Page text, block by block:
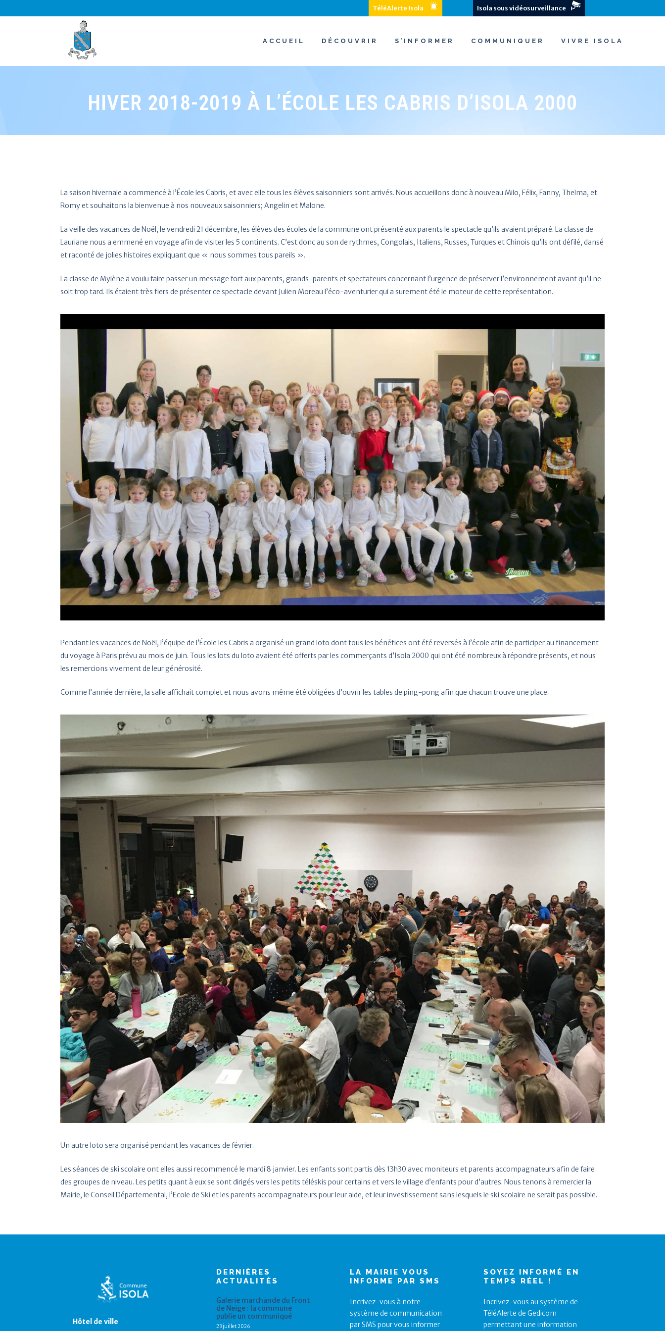
TéléAlerte Isola Isola sous vidéosurveillance
ACCUEIL DÉCOUVRIR S’INFORMER COMMUNIQUER VIVRE ISOLA
HIVER 2018-2019 À L’ÉCOLE LES CABRIS D’ISOLA 2000
La saison hivernale a commencé à l’École les Cabris, et avec elle tous les élèves saisonniers sont arrivés. Nous accueillons donc à nouveau Milo, Félix, Fanny, Thelma, et
Romy et souhaitons la bienvenue à nos nouveaux saisonniers; Angelin et Malone.
La veille des vacances de Noël, le vendredi 21 décembre, les élèves des écoles de la commune ont présenté aux parents le spectacle qu’ils avaient préparé. La classe de
Lauriane nous a emmené en voyage afin de visiter les 5 continents. C’est donc au son de rythmes, Congolais, Italiens, Russes, Turques et Chinois qu’ils ont défilé, dansé
et raconté de jolies histoires expliquant que « nous sommes tous pareils ».
La classe de Mylène a voulu faire passer un message fort aux parents, grands-parents et spectateurs concernant l’urgence de préserver l’environnement avant qu’il ne
soit trop tard. Ils étaient très fiers de présenter ce spectacle devant Julien Moreau l’éco-aventurier qui a surement été le moteur de cette représentation.
Pendant les vacances de Noël, l’équipe de l’École les Cabris a organisé un grand loto dont tous les bénéfices ont été reversés à l’école afin de participer au financement
du voyage à Paris prévu au mois de juin. Tous les lots du loto avaient été offerts par les commerçants d’Isola 2000 qui ont été nombreux à répondre présents, et nous
les remercions vivement de leur générosité.
Comme l’année dernière, la salle affichait complet et nous avons même été obligées d’ouvrir les tables de ping-pong afin que chacun trouve une place.
Un autre loto sera organisé pendant les vacances de février.
Les séances de ski scolaire ont elles aussi recommencé le mardi 8 janvier. Les enfants sont partis dès 13h30 avec moniteurs et parents accompagnateurs afin de faire
des groupes de niveau. Les petits quant à eux se sont dirigés vers les petits téléskis pour certains et vers le village d’enfants pour d’autres. Nous tenons à remercier la
Mairie, le Conseil Départemental, l’Ecole de Ski et les parents accompagnateurs pour leur aide, et leur investissement sans lesquels le ski scolaire ne serait pas possible.
Hôtel de ville
DERNIÈRES
ACTUALITÉS
Galerie marchande du Front
de Neige : la commune
publie un communiqué
23 juillet 2026
LA MAIRIE VOUS
INFORME PAR SMS
Incrivez-vous à notre
système de communication
par SMS pour vous informer
SOYEZ INFORMÉ EN
TEMPS RÉEL !
Incrivez-vous au système de
TéléAlerte de Gedicom
permettant une information